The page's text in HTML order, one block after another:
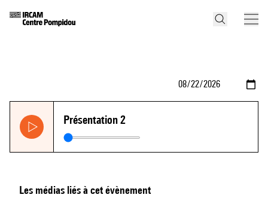
Présentation 2
Les médias liés à cet évènement